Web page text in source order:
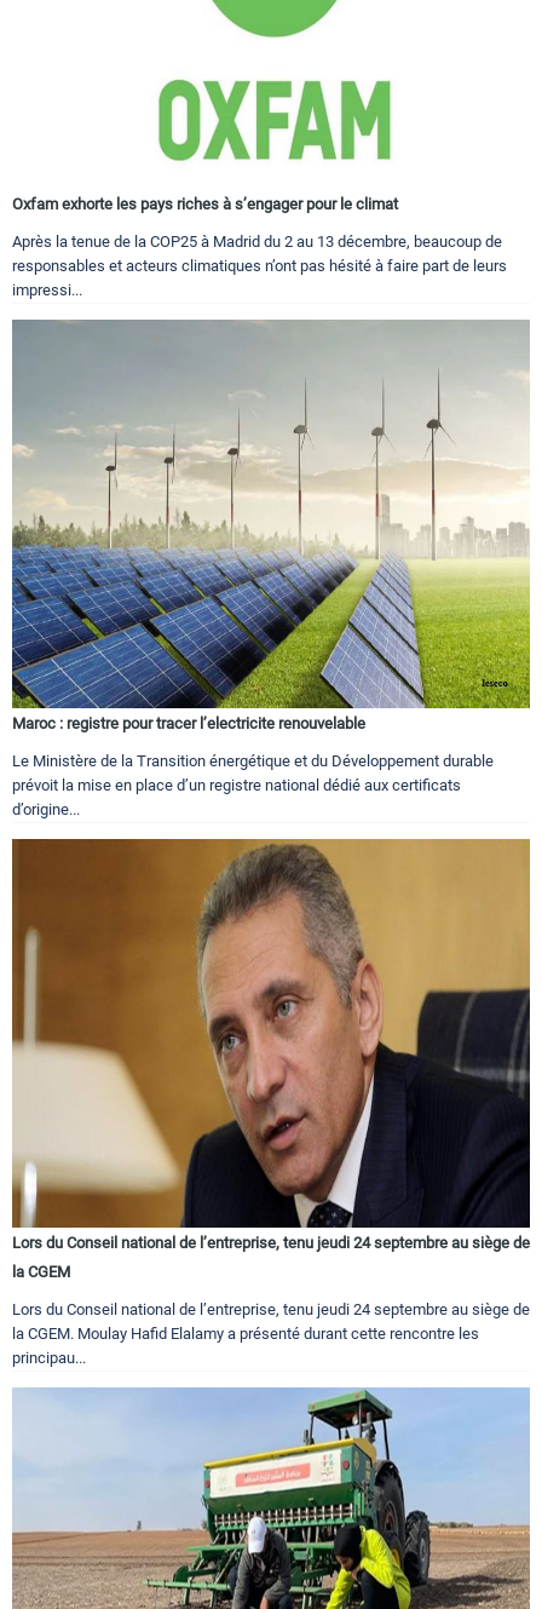
Oxfam exhorte les pays riches à s’engager pour le climat
Après la tenue de la COP25 à Madrid du 2 au 13 décembre, beaucoup de
responsables et acteurs climatiques n’ont pas hésité à faire part de leurs
impressi...
Maroc : registre pour tracer l’electricite renouvelable
Le Ministère de la Transition énergétique et du Développement durable
prévoit la mise en place d’un registre national dédié aux certificats
d’origine...
Lors du Conseil national de l’entreprise, tenu jeudi 24 septembre au siège de
la CGEM
Lors du Conseil national de l’entreprise, tenu jeudi 24 septembre au siège de
la CGEM. Moulay Hafid Elalamy a présenté durant cette rencontre les
principau...